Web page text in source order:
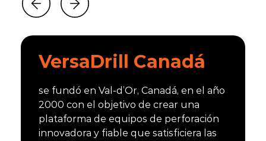
VersaDrill Canadá
se fundó en Val-d’Or, Canadá, en el año
2000 con el objetivo de crear una
plataforma de equipos de perforación
innovadora y fiable que satisficiera las